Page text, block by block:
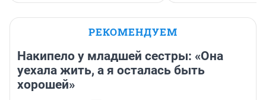
РЕКОМЕНДУЕМ
Накипело у младшей сестры: «Она
уехала жить, а я осталась быть
хорошей»